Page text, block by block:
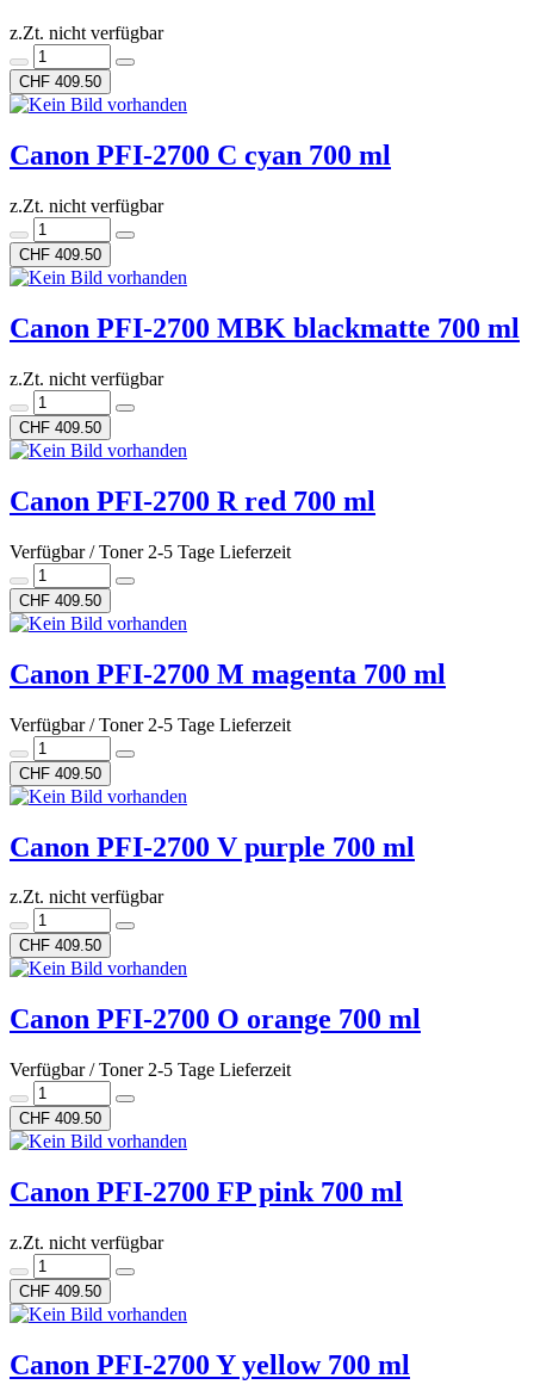
z.Zt. nicht verfügbar
CHF 409.50
Canon PFI-2700 C cyan 700 ml
z.Zt. nicht verfügbar
CHF 409.50
Canon PFI-2700 MBK blackmatte 700 ml
z.Zt. nicht verfügbar
CHF 409.50
Canon PFI-2700 R red 700 ml
Verfügbar / Toner 2-5 Tage Lieferzeit
CHF 409.50
Canon PFI-2700 M magenta 700 ml
Verfügbar / Toner 2-5 Tage Lieferzeit
CHF 409.50
Canon PFI-2700 V purple 700 ml
z.Zt. nicht verfügbar
CHF 409.50
Canon PFI-2700 O orange 700 ml
Verfügbar / Toner 2-5 Tage Lieferzeit
CHF 409.50
Canon PFI-2700 FP pink 700 ml
z.Zt. nicht verfügbar
CHF 409.50
Canon PFI-2700 Y yellow 700 ml